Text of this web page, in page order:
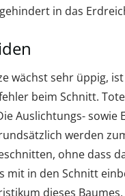
in das
wächst sehr üppig,
beim Schnitt.
Auslichtungs- sowie
werden
ohne dass
mit in den Schnitt
dieses